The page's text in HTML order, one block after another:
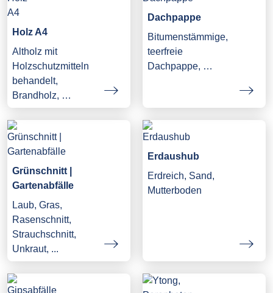
Holz A4
Altholz mit
Holzschutzmitteln
behandelt,
Brandholz, …
Dachpappe
Bitumenstämmige,
teerfreie
Dachpappe, …
Grünschnitt |
Gartenabfälle
Laub, Gras,
Rasenschnitt,
Strauchschnitt,
Unkraut, ...
Erdaushub
Erdreich, Sand,
Mutterboden